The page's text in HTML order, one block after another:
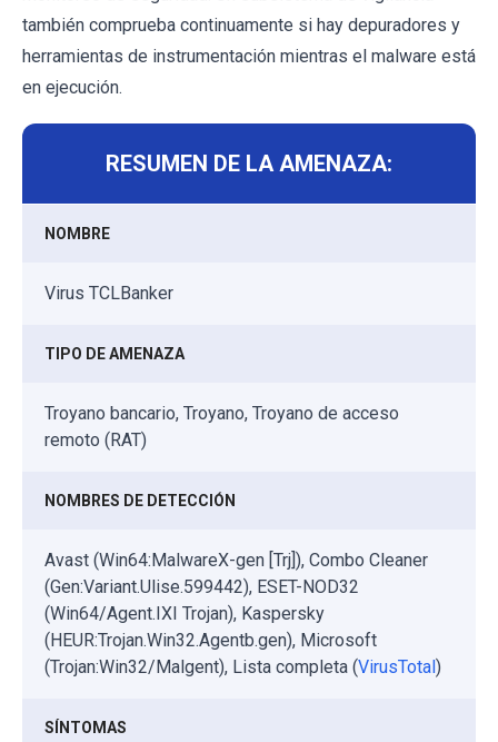
también comprueba continuamente si hay depuradores y
herramientas de instrumentación mientras el malware está
en ejecución.
RESUMEN DE LA AMENAZA:
NOMBRE
Virus TCLBanker
TIPO DE AMENAZA
Troyano bancario, Troyano, Troyano de acceso
remoto (RAT)
NOMBRES DE DETECCIÓN
Avast (Win64:MalwareX-gen [Trj]), Combo Cleaner
(Gen:Variant.Ulise.599442), ESET-NOD32
(Win64/Agent.IXI Trojan), Kaspersky
(HEUR:Trojan.Win32.Agentb.gen), Microsoft
(Trojan:Win32/Malgent), Lista completa (VirusTotal)
SÍNTOMAS